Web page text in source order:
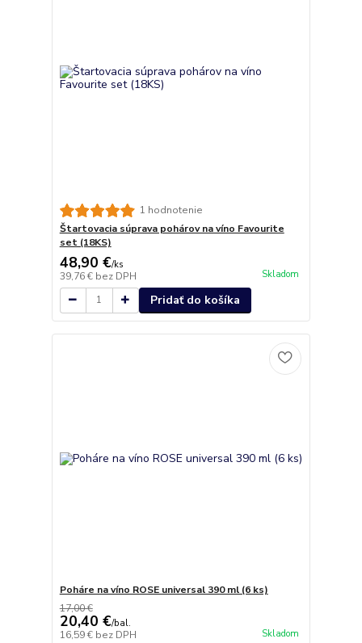
1 hodnotenie
Štartovacia súprava pohárov na víno Favourite
set (18KS)
48,90 €/ks
39,76 € bez DPH Skladom
Pridať do košíka
Poháre na víno ROSE universal 390 ml (6 ks)
17,00 €
20,40 €/bal.
16,59 € bez DPH Skladom